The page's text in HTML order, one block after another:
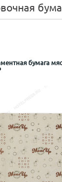
бумага